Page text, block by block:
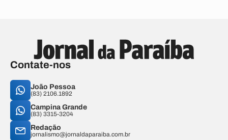
Contate-nos
João Pessoa
(83) 2106.1892
Campina Grande
(83) 3315-3204
Redação
jornalismo@jornaldaparaiba.com.br